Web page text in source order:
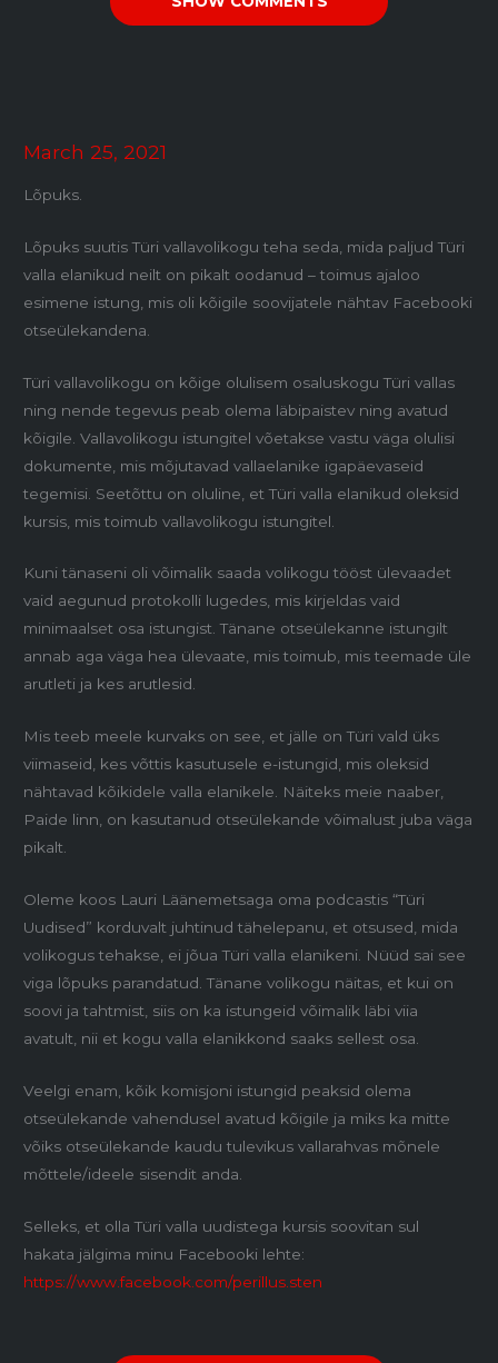
March 25, 2021
Lõpuks.
Lõpuks suutis Türi vallavolikogu teha seda, mida paljud Türi
valla elanikud neilt on pikalt oodanud – toimus ajaloo
esimene istung, mis oli kõigile soovijatele nähtav Facebooki
otseülekandena.
Türi vallavolikogu on kõige olulisem osaluskogu Türi vallas
ning nende tegevus peab olema läbipaistev ning avatud
kõigile. Vallavolikogu istungitel võetakse vastu väga olulisi
dokumente, mis mõjutavad vallaelanike igapäevaseid
tegemisi. Seetõttu on oluline, et Türi valla elanikud oleksid
kursis, mis toimub vallavolikogu istungitel.
Kuni tänaseni oli võimalik saada volikogu tööst ülevaadet
vaid aegunud protokolli lugedes, mis kirjeldas vaid
minimaalset osa istungist. Tänane otseülekanne istungilt
annab aga väga hea ülevaate, mis toimub, mis teemade üle
arutleti ja kes arutlesid.
Mis teeb meele kurvaks on see, et jälle on Türi vald üks
viimaseid, kes võttis kasutusele e-istungid, mis oleksid
nähtavad kõikidele valla elanikele. Näiteks meie naaber,
Paide linn, on kasutanud otseülekande võimalust juba väga
pikalt.
Oleme koos Lauri Läänemetsaga oma podcastis “Türi
Uudised” korduvalt juhtinud tähelepanu, et otsused, mida
volikogus tehakse, ei jõua Türi valla elanikeni. Nüüd sai see
viga lõpuks parandatud. Tänane volikogu näitas, et kui on
soovi ja tahtmist, siis on ka istungeid võimalik läbi viia
avatult, nii et kogu valla elanikkond saaks sellest osa.
Veelgi enam, kõik komisjoni istungid peaksid olema
otseülekande vahendusel avatud kõigile ja miks ka mitte
võiks otseülekande kaudu tulevikus vallarahvas mõnele
mõttele/ideele sisendit anda.
Selleks, et olla Türi valla uudistega kursis soovitan sul
hakata jälgima minu Facebooki lehte:
https://www.facebook.com/perillus.sten